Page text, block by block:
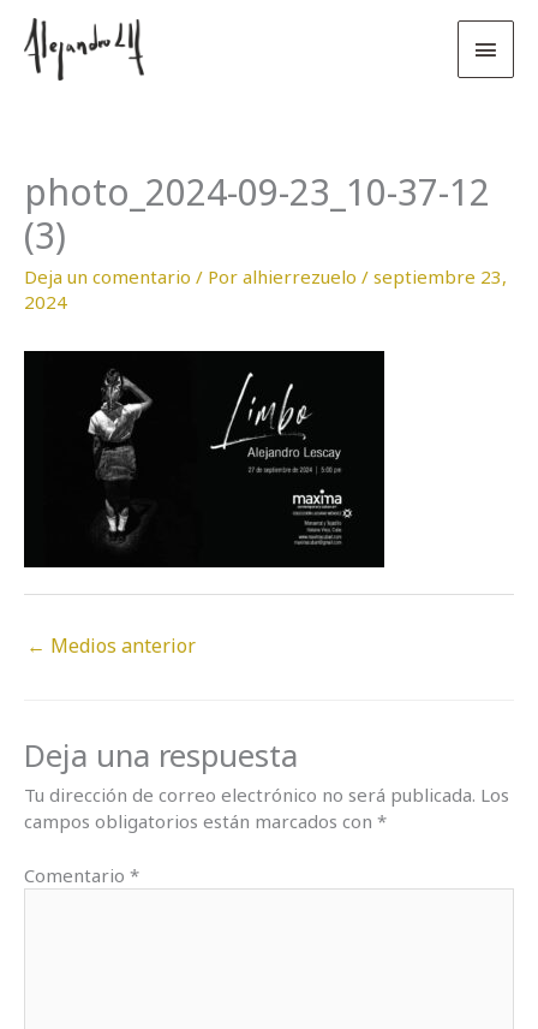
contenido
photo_2024-09-23_10-37-12
(3)
Deja un comentario / Por alhierrezuelo / septiembre 23,
2024
← Medios anterior
Deja una respuesta
Tu dirección de correo electrónico no será publicada. Los
campos obligatorios están marcados con *
Comentario *